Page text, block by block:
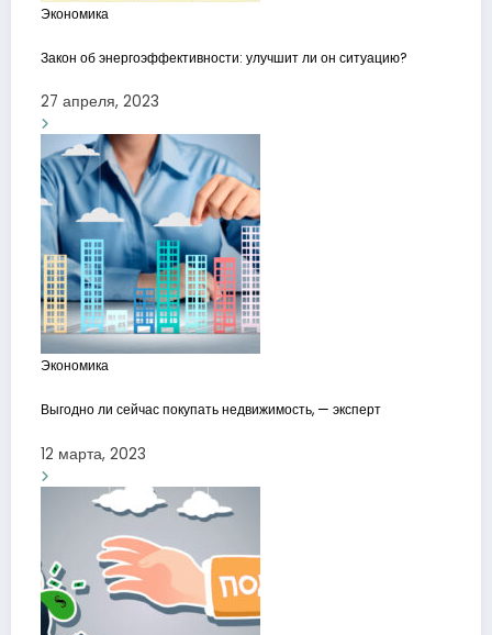
Экономика
Закон об энергоэффективности: улучшит ли он ситуацию?
27 апреля, 2023
Экономика
Выгодно ли сейчас покупать недвижимость, — эксперт
12 марта, 2023